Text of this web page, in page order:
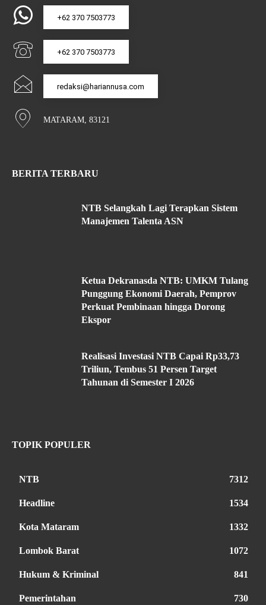
+62 370 7503773
+62 370 7503773
redaksi@hariannusa.com
MATARAM, 83121
BERITA TERBARU
NTB Selangkah Lagi Terapkan Sistem
Manajemen Talenta ASN
Ketua Dekranasda NTB: UMKM Tulang
Punggung Ekonomi Daerah, Pemprov
Perkuat Pembinaan hingga Dorong
Ekspor
Realisasi Investasi NTB Capai Rp33,73
Triliun, Tembus 51 Persen Target
Tahunan di Semester I 2026
TOPIK POPULER
NTB 7312
Headline 1534
Kota Mataram 1332
Lombok Barat 1072
Hukum & Kriminal 841
Pemerintahan 730